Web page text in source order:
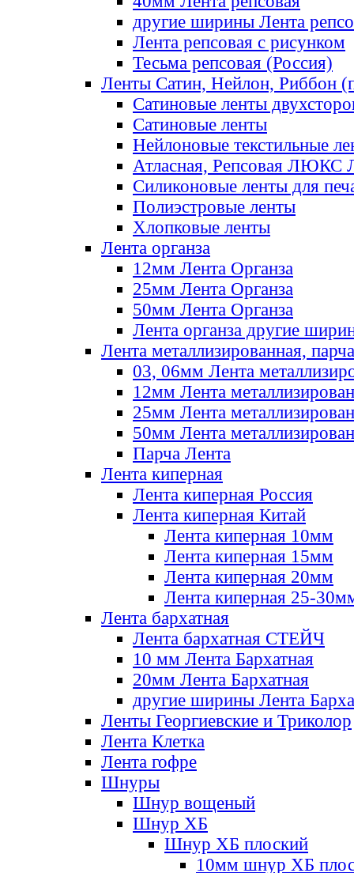
другие ширины Лента
Лента репсовая с рисунком
Тесьма репсовая (Россия)
Ленты Сатин, Нейлон, Риббон
Сатиновые ленты
Сатиновые ленты
Нейлоновые текстильные
Атласная, Репсовая ЛЮКС
Силиконовые ленты для
Полиэстровые ленты
Хлопковые ленты
Лента органза
12мм Лента Органза
25мм Лента Органза
50мм Лента Органза
Лента органза другие
Лента металлизированная, парча
03, 06мм Лента
12мм Лента
25мм Лента
50мм Лента
Парча Лента
Лента киперная
Лента киперная Россия
Лента киперная Китай
Лента киперная 10мм
Лента киперная 15мм
Лента киперная 20мм
Лента киперная 25-
Лента бархатная
Лента бархатная СТЕЙЧ
10 мм Лента Бархатная
20мм Лента Бархатная
другие ширины Лента
Ленты Георгиевские и Триколор
Лента Клетка
Лента гофре
Шнуры
Шнур вощеный
Шнур ХБ
Шнур ХБ плоский
10мм шнур ХБ